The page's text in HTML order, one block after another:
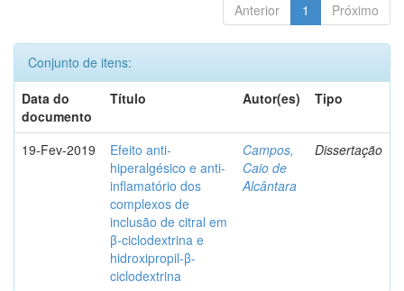
Anterior 1 Próximo
Conjunto de itens:
Data do
documento
Título Autor(es) Tipo
19-Fev-2019
Efeito anti-
hiperalgésico e anti-
inflamatório dos
complexos de
inclusão de citral em
β-ciclodextrina e
hidroxipropil-β-
ciclodextrina
Campos,
Caio de
Alcântara
Dissertação